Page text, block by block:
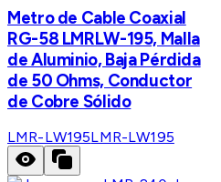
Metro de Cable Coaxial
RG-58 LMRLW-195, Malla
de Aluminio, Baja Pérdida
de 50 Ohms, Conductor
de Cobre Sólido
LMR-LW195LMR-LW195